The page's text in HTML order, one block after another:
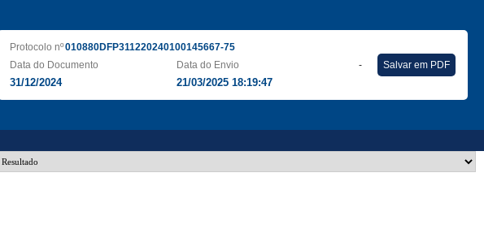
Protocolo nº010880DFP311220240100145667-75
Data do Documento
31/12/2024
Data do Envio
21/03/2025 18:19:47
- Salvar em PDF